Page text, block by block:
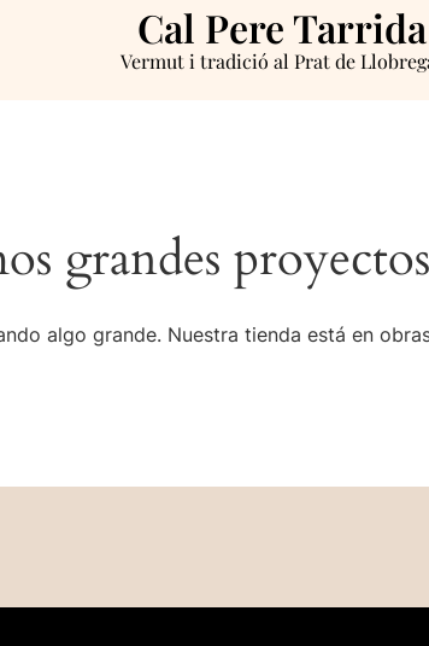
Cal Pere Tarrida
Vermut i tradició al Prat de
grandes
algo grande. Nuestra tienda está en